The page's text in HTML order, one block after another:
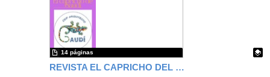
REVISTA EL CAPRICHO DEL GAUDÍ 3er TRIMESTRE
14 páginas